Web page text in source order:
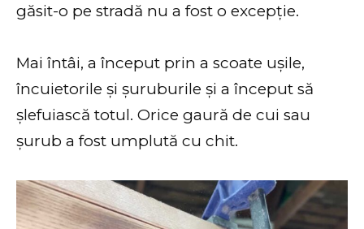
găsit-o pe stradă nu a fost o excepție.
Mai întâi, a început prin a scoate ușile,
încuietorile și șuruburile și a început să
șlefuiască totul. Orice gaură de cui sau
șurub a fost umplută cu chit.